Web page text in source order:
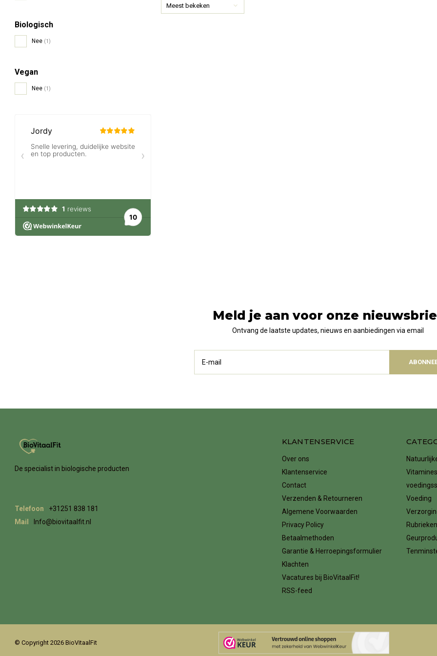
Biologisch
Nee (1)
Vegan
Nee (1)
Meest bekeken
Meld je aan voor onze
Ontvang de laatste updates, nieuws en aanbiedingen via email
De specialist in biologische producten
Telefoon
+31251 838 181
Mail
Info@biovitaalfit.nl
KLANTENSERVICE
Over ons
Klantenservice
Contact
Verzenden & Retourneren
Algemene Voorwaarden
Privacy Policy
Betaalmethoden
Garantie & Herroepingsformulier
Klachten
Vacatures bij BioVitaalFit!
RSS-feed
Voeding
Rubrieken
© Copyright 2026 BioVitaalFit